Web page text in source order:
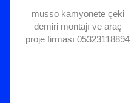
musso kamyonete çeki
demiri montajı ve araç
proje firması 05323118894